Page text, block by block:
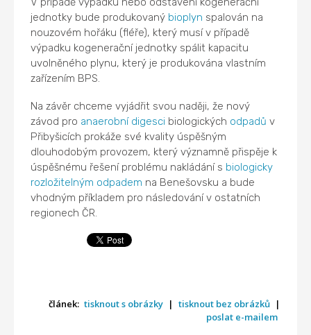
jednotky bude produkovaný bioplyn spalován na
nouzovém hořáku (fléře), který musí v případě
výpadku kogenerační jednotky spálit kapacitu
uvolněného plynu, který je produkována vlastním
zařízením BPS.
Na závěr chceme vyjádřit svou naději, že nový
závod pro anaerobní digesci biologických odpadů v
Přibyšicích prokáže své kvality úspěšným
dlouhodobým provozem, který významně přispěje k
úspěšnému řešení problému nakládání s biologicky
rozložitelným odpadem na Benešovsku a bude
vhodným příkladem pro následování v ostatních
regionech ČR.
článek: tisknout s obrázky | tisknout bez obrázků |
poslat e-mailem